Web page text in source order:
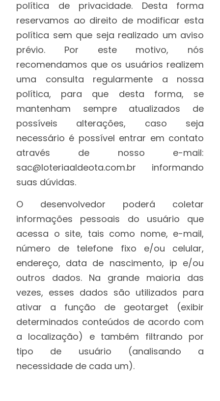
política de privacidade. Desta forma
reservamos ao direito de modificar esta
política sem que seja realizado um aviso
prévio. Por este motivo, nós
recomendamos que os usuários realizem
uma consulta regularmente a nossa
política, para que desta forma, se
mantenham sempre atualizados de
possíveis alterações, caso seja
necessário é possível entrar em contato
através de nosso e-mail:
sac@loteriaaldeota.com.br informando
suas dúvidas.
O desenvolvedor poderá coletar
informações pessoais do usuário que
acessa o site, tais como nome, e-mail,
número de telefone fixo e/ou celular,
endereço, data de nascimento, ip e/ou
outros dados. Na grande maioria das
vezes, esses dados são utilizados para
ativar a função de geotarget (exibir
determinados conteúdos de acordo com
a localização) e também filtrando por
tipo de usuário (analisando a
necessidade de cada um).